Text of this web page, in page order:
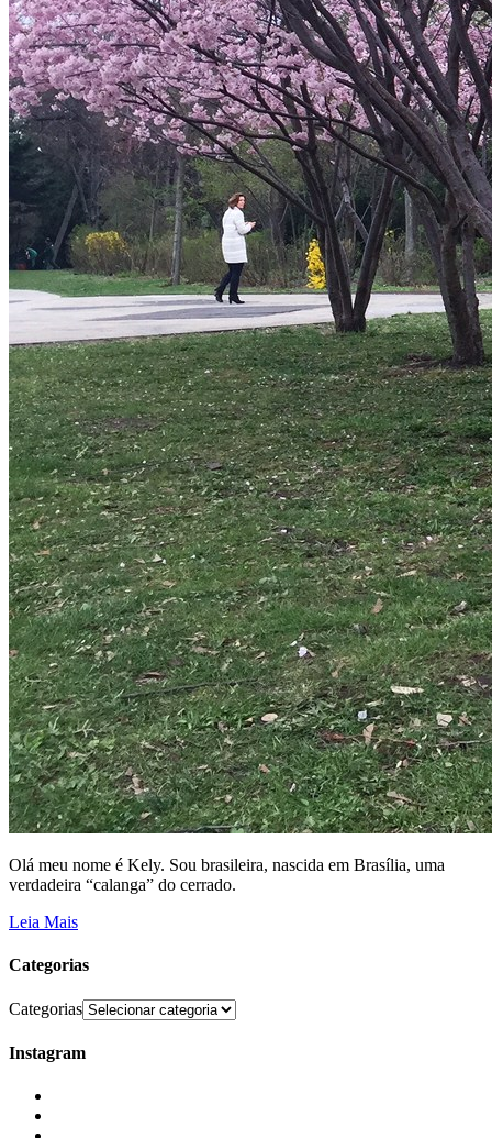
Olá meu nome é Kely. Sou brasileira, nascida em Brasília, uma
verdadeira “calanga” do cerrado.
Leia Mais
Categorias
Categorias
Instagram